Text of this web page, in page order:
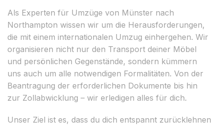
Als Experten für Umzüge von Münster nach
Northampton wissen wir um die Herausforderungen,
die mit einem internationalen Umzug einhergehen. Wir
organisieren nicht nur den Transport deiner Möbel
und persönlichen Gegenstände, sondern kümmern
uns auch um alle notwendigen Formalitäten. Von der
Beantragung der erforderlichen Dokumente bis hin
zur Zollabwicklung – wir erledigen alles für dich.
Unser Ziel ist es, dass du dich entspannt zurücklehnen